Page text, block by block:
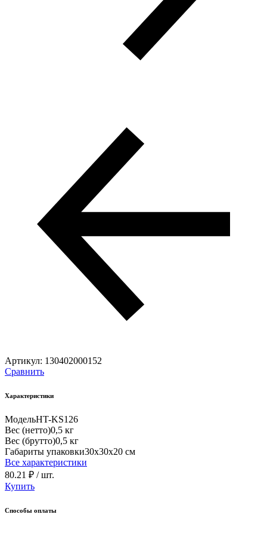
Артикул: 130402000152
Сравнить
Характеристики
МодельHT-KS126
Вес (нетто)0,5 кг
Вес (брутто)0,5 кг
Габариты упаковки30х30х20 см
Все характеристики
80.21 ₽ / шт.
Купить
Способы оплаты